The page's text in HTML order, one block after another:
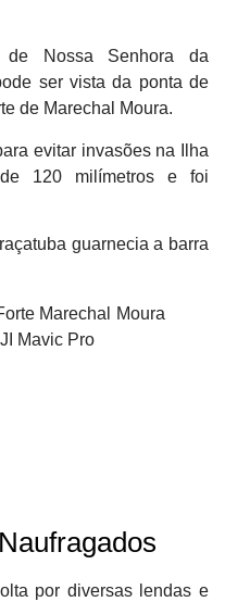
Nossa Senhora da
ser vista da ponta de
de Marechal Moura.
evitar invasões na Ilha
120 milímetros e foi
guarnecia a barra
por diversas lendas e